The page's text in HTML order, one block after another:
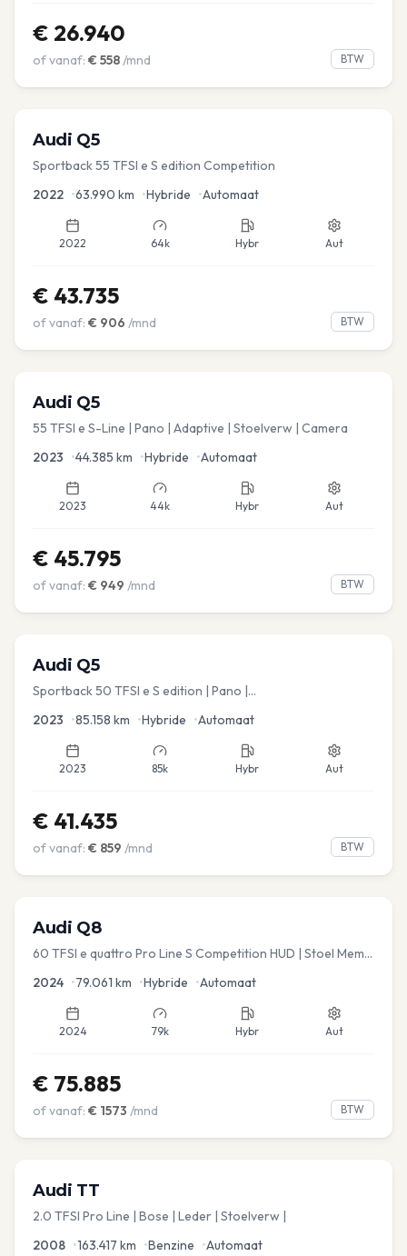
€ 26.940
of vanaf: € 558/mnd BTW
Audi Q5
Sportback 55 TFSI e S edition Competition
2022 •63.990 km •Hybride •Automaat
2022 64k Hybr Aut
€ 43.735
of vanaf: € 906 /mnd BTW
Audi Q5
55 TFSI e S-Line | Pano | Adaptive | Stoelverw | Camera
2023 •44.385 km •Hybride •Automaat
2023 44k Hybr Aut
€ 45.795
of vanaf: € 949 /mnd BTW
Audi Q5
Sportback 50 TFSI e S edition | Pano |
2023 •85.158 km •Hybride •Automaat
2023 85k Hybr Aut
€ 41.435
of vanaf: € 859 /mnd BTW
Audi Q8
60 TFSI e quattro Pro Line S Competition HUD | Stoel Mem. |
2024 •79.061 km •Hybride •Automaat
2024 79k Hybr Aut
€ 75.885
of vanaf: € 1573 /mnd BTW
Audi TT
2.0 TFSI Pro Line | Bose | Leder | Stoelverw |
2008 •163.417 km •Benzine •Automaat